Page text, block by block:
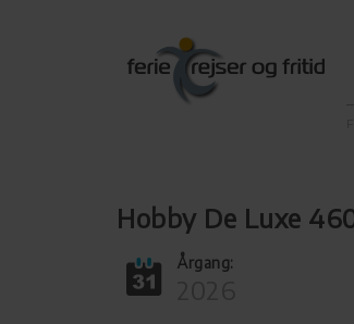
Hobby De Luxe
Årgang: